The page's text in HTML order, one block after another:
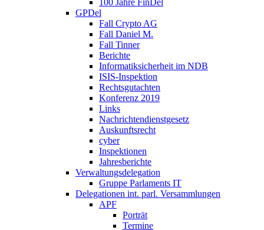
100 Jahre FinDel
GPDel
Fall Crypto AG
Fall Daniel M.
Fall Tinner
Berichte
Informatiksicherheit ­im NDB
ISIS-Inspektion
Rechtsgutachten
Konferenz 2019
Links
Nachrichtendienstgesetz
Auskunftsrecht
cyber
Inspektionen
Jahresberichte
Verwaltungsdelegation
Gruppe Parlaments IT
Delegationen int. parl. Versammlungen
APF
Porträt
Termine